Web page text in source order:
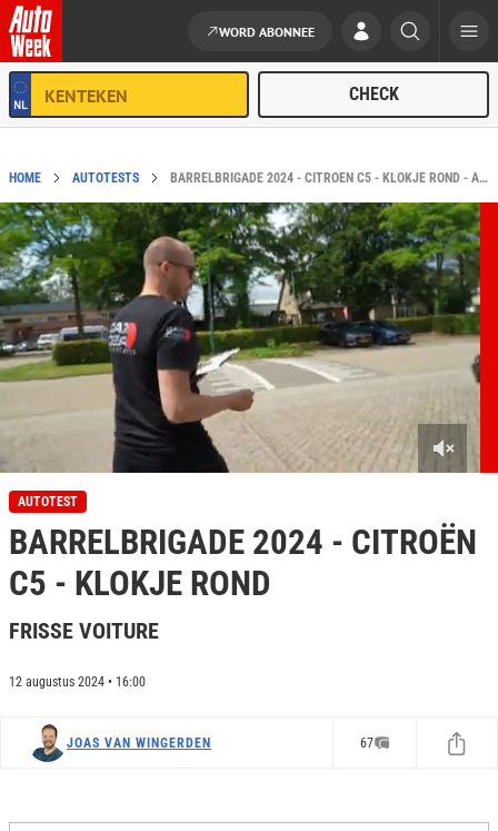
Ga naar de inhoud
WORD ABONNEE
HOME AUTOTESTS BARRELBRIGADE 2024 - CITROËN C5 - KLOKJE ROND - AUTOWEEK BUDGETBRIGADE
AUTOTEST
BARRELBRIGADE 2024 - CITROËN
C5 - KLOKJE ROND
FRISSE VOITURE
12 augustus 2024 • 16:00
JOAS VAN WINGERDEN 67